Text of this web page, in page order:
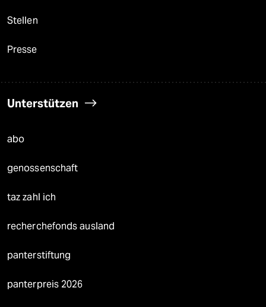
Stellen
Presse
Unterstützen
abo
genossenschaft
taz zahl ich
recherchefonds ausland
panterstiftung
panterpreis 2026